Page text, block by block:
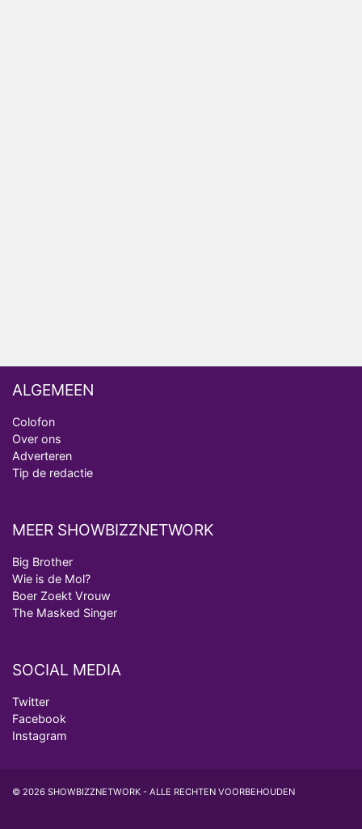
ALGEMEEN
Colofon
Over ons
Adverteren
Tip de redactie
MEER SHOWBIZZNETWORK
Big Brother
Wie is de Mol?
Boer Zoekt Vrouw
The Masked Singer
SOCIAL MEDIA
Twitter
Facebook
Instagram
© 2026 SHOWBIZZNETWORK - ALLE RECHTEN VOORBEHOUDEN